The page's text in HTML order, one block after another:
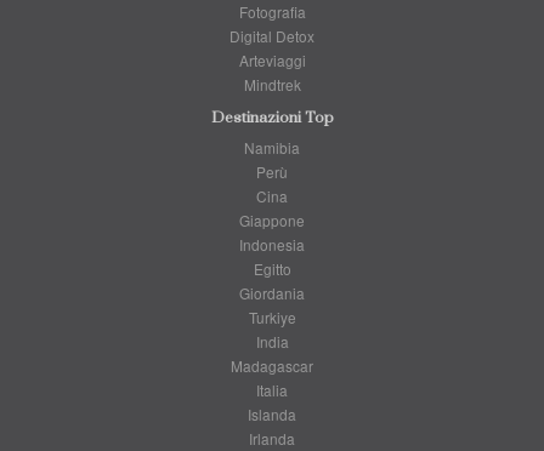
Fotografia
Digital Detox
Arteviaggi
Mindtrek
Destinazioni Top
Namibia
Perù
Cina
Giappone
Indonesia
Egitto
Giordania
Turkiye
India
Madagascar
Italia
Islanda
Irlanda